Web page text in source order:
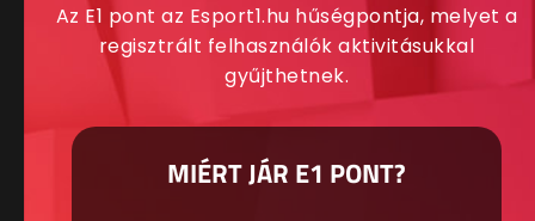
Az E1 pont az Esport1.hu hűségpontja, melyet a
regisztrált felhasználók aktivitásukkal
gyűjthetnek.
MIÉRT JÁR E1 PONT?